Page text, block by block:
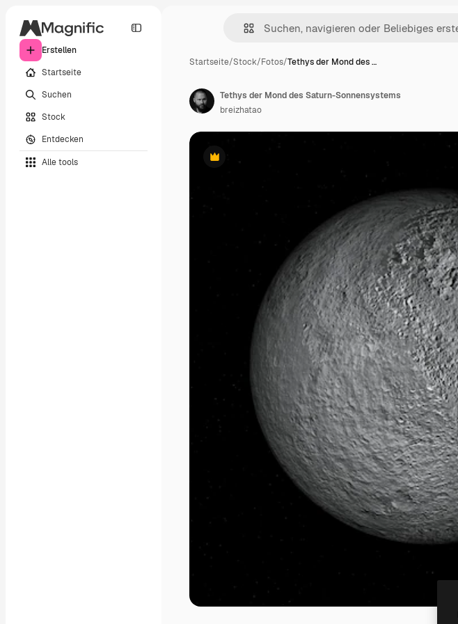
Erstellen
Startseite
Suchen
Stock
Entdecken
Alle tools
Startseite/Stock/Fotos/Tethys der Mond des …
Premium
Tethys der Mond des Saturn-Sonnensystems
breizhatao